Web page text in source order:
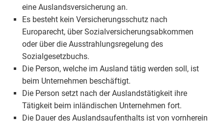
eine Auslandsversicherung an.
Es besteht kein Versicherungsschutz nach
Europarecht, über Sozialversicherungsabkommen
oder über die Ausstrahlungsregelung des
Sozialgesetzbuchs.
Die Person, welche im Ausland tätig werden soll, ist
beim Unternehmen beschäftigt.
Die Person setzt nach der Auslandstätigkeit ihre
Tätigkeit beim inländischen Unternehmen fort.
Die Dauer des Auslandsaufenthalts ist von vornherein